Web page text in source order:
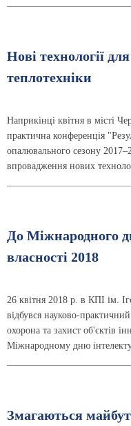
Нові технології
теплотехніки
Наприкінці квітня в місті
практична конференція
опалювального сезону
впровадження нових
До Міжнародного
власності 2018
26 квітня 2018 р. в КПІ ім.
відбувся науково-
охорона та захист об'єктів
Міжнародному дню
Змагаються